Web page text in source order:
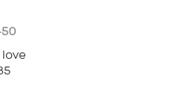
50
love